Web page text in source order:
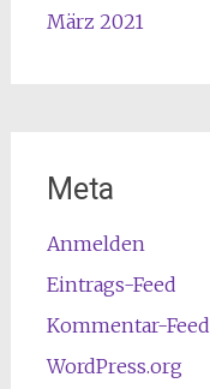
März 2021
Meta
Anmelden
Eintrags-Feed
Kommentar-Feed
WordPress.org